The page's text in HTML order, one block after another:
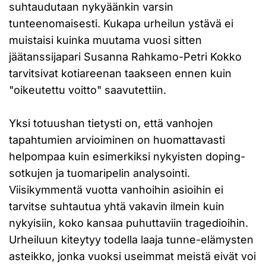
suhtaudutaan nykyäänkin varsin
tunteenomaisesti. Kukapa urheilun ystävä ei
muistaisi kuinka muutama vuosi sitten
jäätanssijapari Susanna Rahkamo-Petri Kokko
tarvitsivat kotiareenan taakseen ennen kuin
"oikeutettu voitto" saavutettiin.
Yksi totuushan tietysti on, että vanhojen
tapahtumien arvioiminen on huomattavasti
helpompaa kuin esimerkiksi nykyisten doping-
sotkujen ja tuomaripelin analysointi.
Viisikymmentä vuotta vanhoihin asioihin ei
tarvitse suhtautua yhtä vakavin ilmein kuin
nykyisiin, koko kansaa puhuttaviin tragedioihin.
Urheiluun kiteytyy todella laaja tunne-elämysten
asteikko, jonka vuoksi useimmat meistä eivät voi